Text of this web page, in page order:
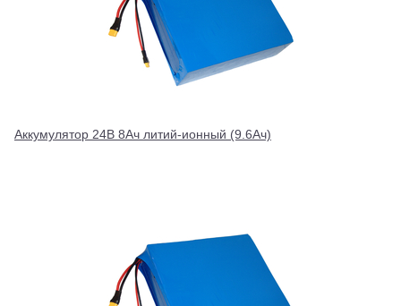
Аккумулятор 24В 8Ач литий-ионный (9.6Ач)